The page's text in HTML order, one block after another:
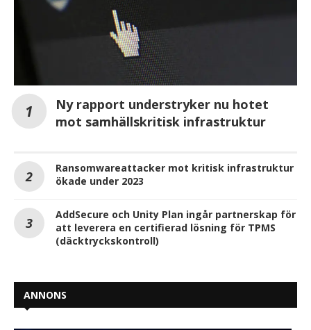
Ny rapport understryker nu hotet
mot samhällskritisk infrastruktur
Ransomwareattacker mot kritisk infrastruktur
ökade under 2023
AddSecure och Unity Plan ingår partnerskap för
att leverera en certifierad lösning för TPMS
(däcktryckskontroll)
ANNONS